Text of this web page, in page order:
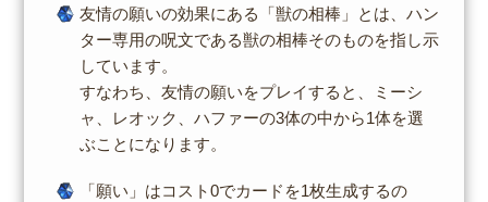
友情の願いの効果にある「獣の相棒」とは、ハン
ター専用の呪文である獣の相棒そのものを指し示
しています。
すなわち、友情の願いをプレイすると、ミーシ
ャ、レオック、ハファーの3体の中から1体を選
ぶことになります。
「願い」はコスト0でカードを1枚生成するの